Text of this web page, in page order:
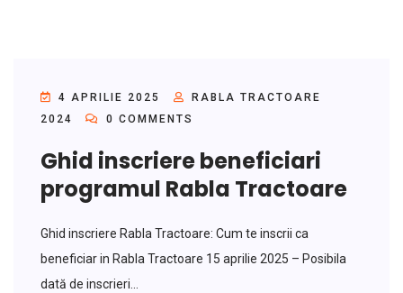
4 APRILIE 2025
RABLA TRACTOARE
2024
0 COMMENTS
Ghid inscriere beneficiari
programul Rabla Tractoare
Ghid inscriere Rabla Tractoare: Cum te inscrii ca
beneficiar in Rabla Tractoare 15 aprilie 2025 – Posibila
dată de inscrieri...